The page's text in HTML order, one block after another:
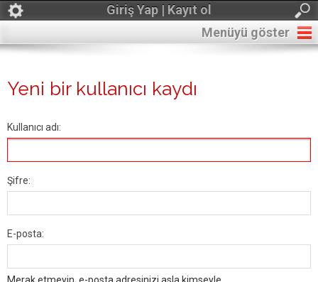
Giriş Yap | Kayıt ol
Menüyü göster
Yeni bir kullanıcı kaydı
Kullanıcı adı:
Şifre:
E-posta: